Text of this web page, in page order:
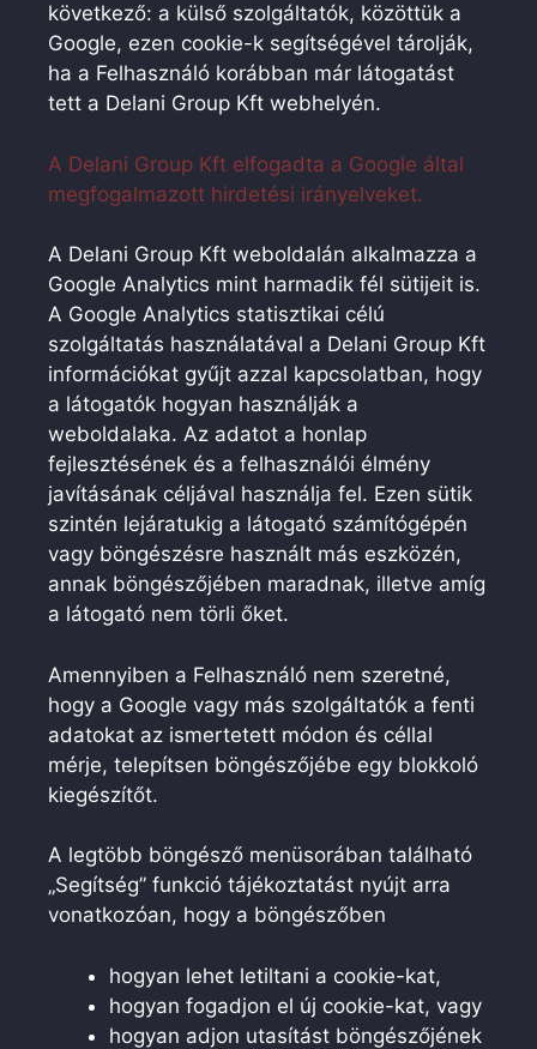
következő: a külső szolgáltatók, közöttük a
Google, ezen cookie-k segítségével tárolják,
ha a Felhasználó korábban már látogatást
tett a Delani Group Kft webhelyén.
A Delani Group Kft elfogadta a Google által
megfogalmazott hirdetési irányelveket.
A Delani Group Kft weboldalán alkalmazza a
Google Analytics mint harmadik fél sütijeit is.
A Google Analytics statisztikai célú
szolgáltatás használatával a Delani Group Kft
információkat gyűjt azzal kapcsolatban, hogy
a látogatók hogyan használják a
weboldalaka. Az adatot a honlap
fejlesztésének és a felhasználói élmény
javításának céljával használja fel. Ezen sütik
szintén lejáratukig a látogató számítógépén
vagy böngészésre használt más eszközén,
annak böngészőjében maradnak, illetve amíg
a látogató nem törli őket.
Amennyiben a Felhasználó nem szeretné,
hogy a Google vagy más szolgáltatók a fenti
adatokat az ismertetett módon és céllal
mérje, telepítsen böngészőjébe egy blokkoló
kiegészítőt.
A legtöbb böngésző menüsorában található
„Segítség” funkció tájékoztatást nyújt arra
vonatkozóan, hogy a böngészőben
hogyan lehet letiltani a cookie-kat,
hogyan fogadjon el új cookie-kat, vagy
hogyan adjon utasítást böngészőjének